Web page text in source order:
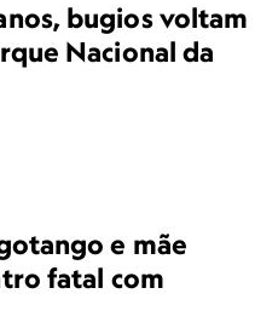
bugios voltam
Nacional da
e mãe
fatal com